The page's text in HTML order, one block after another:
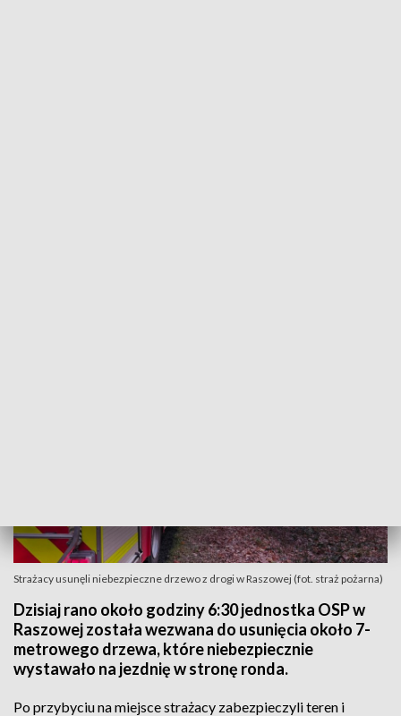
Strażacy usunęli niebezpieczne drzewo z drogi w Raszowej (fot. straż pożarna)
Dzisiaj rano około godziny 6:30 jednostka OSP w
Raszowej została wezwana do usunięcia około 7-
metrowego drzewa, które niebezpiecznie
wystawało na jezdnię w stronę ronda.
Po przybyciu na miejsce strażacy zabezpieczyli teren i